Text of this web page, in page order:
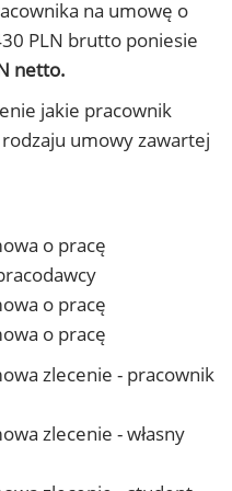
na umowę o
PLN brutto poniesie
netto.
jakie pracownik
umowy zawartej
o pracę
o pracę
o pracę
zlecenie - pracownik
zlecenie - własny